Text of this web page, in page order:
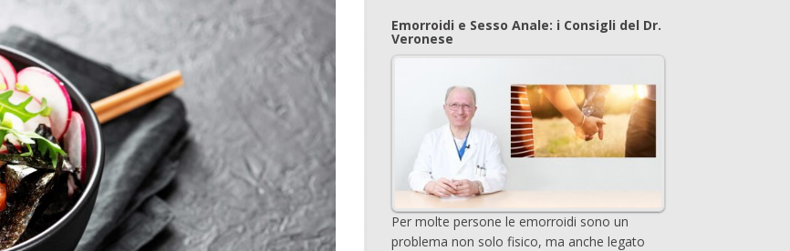
Emorroidi e Sesso Anale: i Consigli del Dr.
Veronese
Per molte persone le emorroidi sono un
problema non solo fisico, ma anche legato